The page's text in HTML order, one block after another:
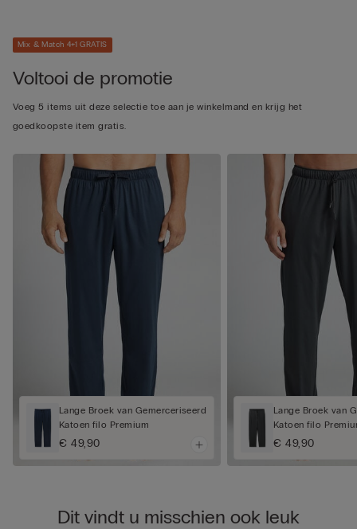
Mix & Match 4+1 GRATIS
Voltooi de promotie
Voeg 5 items uit deze selectie toe aan je winkelmand en krijg het
goedkoopste item gratis.
Lange Broek van Gemerceriseerd
Katoen filo Premium
€ 49,90
Lange Broek van
Katoen filo
€ 49,90
Dit vindt u misschien ook leuk